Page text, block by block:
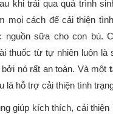
khi trải qua quá trình
mọi cách để cải thiện
nguồn sữa cho con bú.
thuốc từ tự nhiên luôn là
nó rất an toàn. Và một
là hỗ trợ cải thiện tình
giúp kích thích, cải thiện